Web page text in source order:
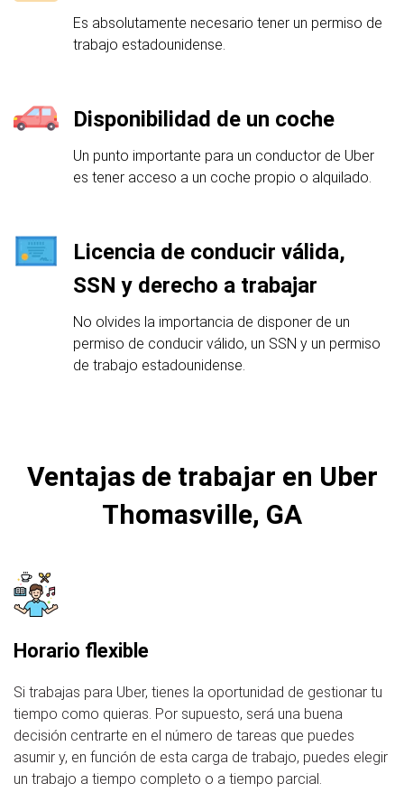
Es absolutamente necesario tener un permiso de
trabajo estadounidense.
Disponibilidad de un coche
Un punto importante para un conductor de Uber
es tener acceso a un coche propio o alquilado.
Licencia de conducir válida,
SSN y derecho a trabajar
No olvides la importancia de disponer de un
permiso de conducir válido, un SSN y un permiso
de trabajo estadounidense.
Ventajas de trabajar en Uber
Thomasville, GA
Horario flexible
Si trabajas para Uber, tienes la oportunidad de gestionar tu
tiempo como quieras. Por supuesto, será una buena
decisión centrarte en el número de tareas que puedes
asumir y, en función de esta carga de trabajo, puedes elegir
un trabajo a tiempo completo o a tiempo parcial.